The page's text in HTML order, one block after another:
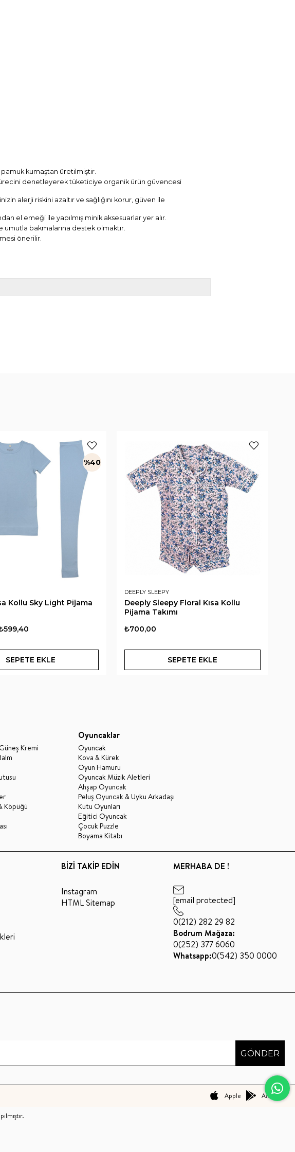
pamuk kumaştan üretilmiştir.
denetleyerek tüketiciye organik ürün güvencesi
alerji riskini azaltır ve sağlığını korur, güven ile
el emeği ile yapılmış minik aksesuarlar yer alır.
umutla bakmalarına destek olmaktır.
önerilir.
Kollu Sky Light Pijama
SEPETE EKLE
%40
DEEPLY SLEEPY
Deeply Sleepy Floral Kısa Kollu
Pijama Takımı
₺700,00
SEPETE EKLE
Kremi
Köpüğü
Oyuncaklar
Oyuncak
Kova & Kürek
Oyun Hamuru
Oyuncak Müzik Aletleri
Ahşap Oyuncak
Peluş Oyuncak & Uyku Arkadaşı
Kutu Oyunları
Eğitici Oyuncak
Çocuk Puzzle
Boyama Kitabı
BİZİ TAKİP EDİN
Instagram
HTML Sitemap
MERHABA DE !
[email protected]
0(212) 282 29 82
Bodrum Mağaza:
0(252) 377 6060
Whatsapp:0(542) 350 0000
GÖNDER
Apple Android